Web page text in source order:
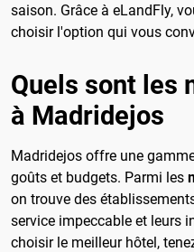
saison. Grâce à eLandFly,
choisir l'option qui vous
Quels sont les
à Madridejos
Madridejos offre une
goûts et budgets. Parmi les
on trouve des
service impeccable et leurs
choisir le meilleur hôtel,